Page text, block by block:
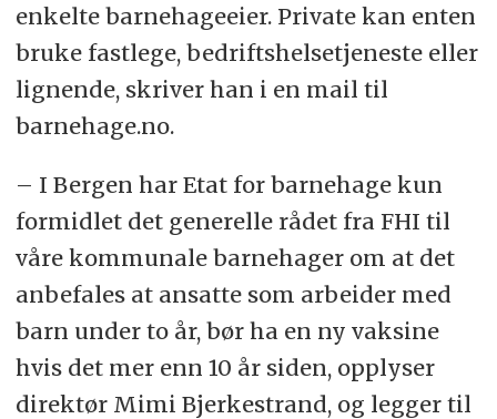
enkelte barnehageeier. Private kan enten
bruke fastlege, bedriftshelsetjeneste eller
lignende, skriver han i en mail til
barnehage.no.
– I Bergen har Etat for barnehage kun
formidlet det generelle rådet fra FHI til
våre kommunale barnehager om at det
anbefales at ansatte som arbeider med
barn under to år, bør ha en ny vaksine
hvis det mer enn 10 år siden, opplyser
direktør Mimi Bjerkestrand, og legger til